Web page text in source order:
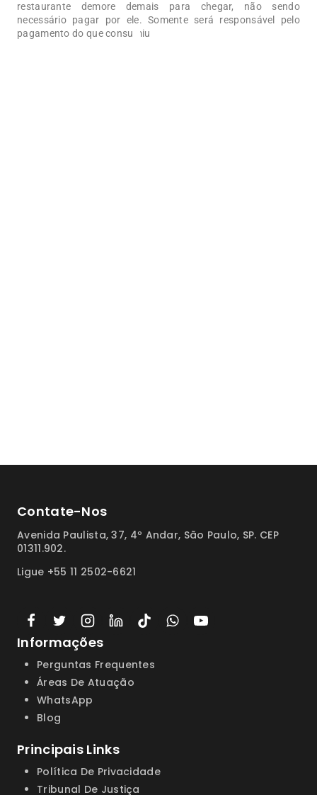
restaurante demore demais para chegar, não sendo
necessário pagar por ele. Somente será responsável pelo
pagamento do que consumiu;
0+
Contate-Nos
Avenida Paulista, 37, 4º Andar, São Paulo, SP. CEP
01311.902.
Ligue +55 11 2502-6621
Informações
Perguntas Frequentes
Áreas De Atuação
WhatsApp
Blog
Principais Links
Política De Privacidade
Tribunal De Justiça